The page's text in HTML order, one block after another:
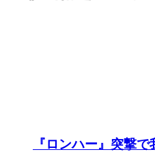
『ロンハー』突撃